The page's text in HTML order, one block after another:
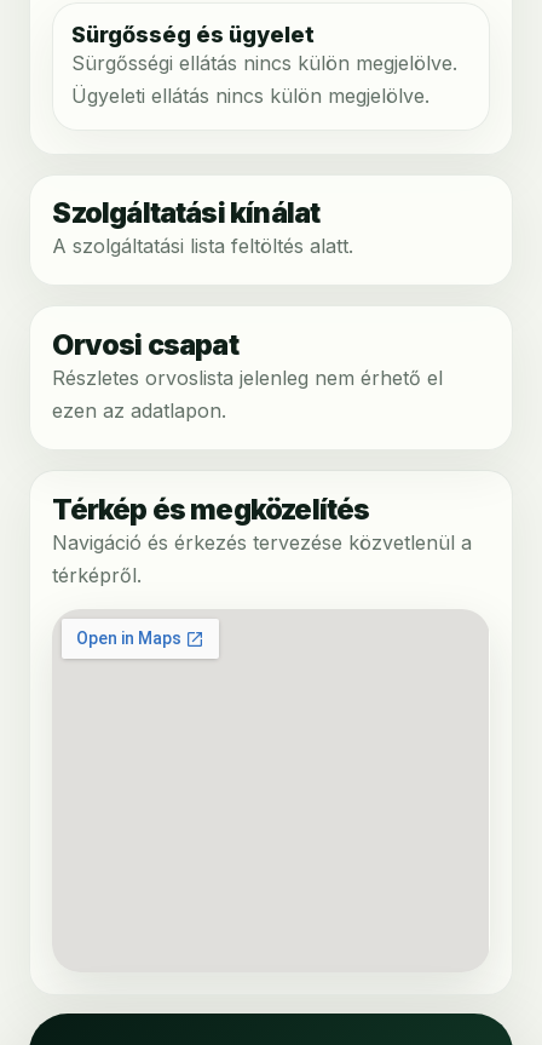
Sürgősség és ügyelet
Sürgősségi ellátás nincs külön megjelölve.
Ügyeleti ellátás nincs külön megjelölve.
Szolgáltatási kínálat
A szolgáltatási lista feltöltés alatt.
Orvosi csapat
Részletes orvoslista jelenleg nem érhető el
ezen az adatlapon.
Térkép és megközelítés
Navigáció és érkezés tervezése közvetlenül a
térképről.